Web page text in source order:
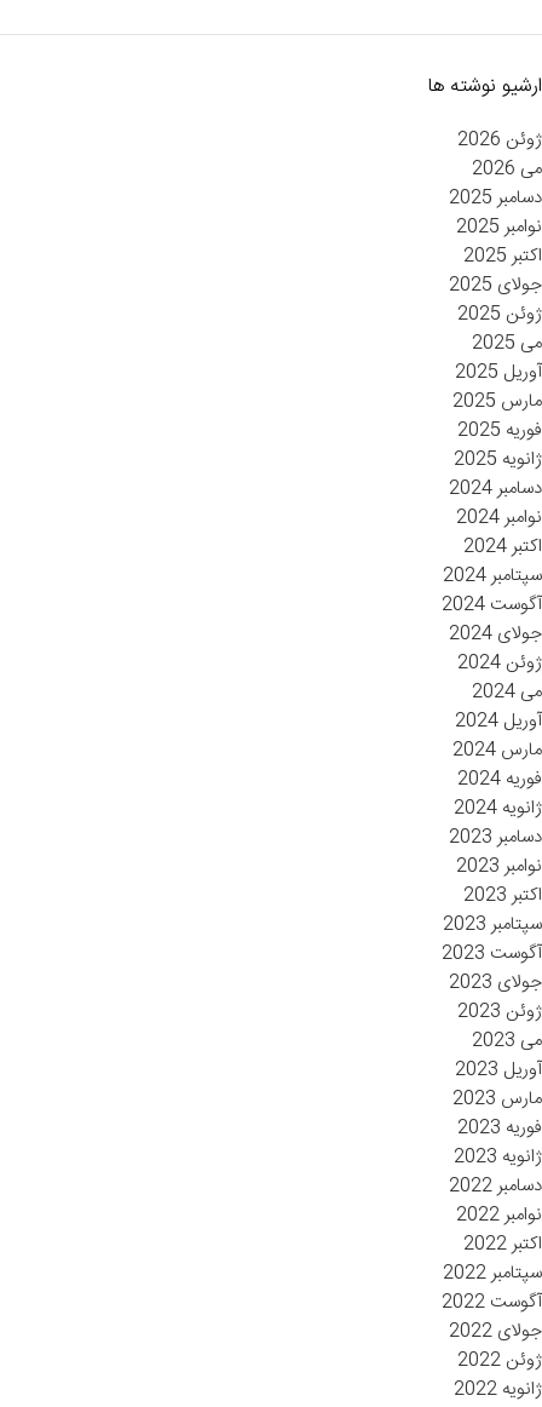
ارشیو نوشته ها
ژوئن 2026
می 2026
دسامبر 2025
نوامبر 2025
اکتبر 2025
جولای 2025
ژوئن 2025
می 2025
آوریل 2025
مارس 2025
فوریه 2025
ژانویه 2025
دسامبر 2024
نوامبر 2024
اکتبر 2024
سپتامبر 2024
آگوست 2024
جولای 2024
ژوئن 2024
می 2024
آوریل 2024
مارس 2024
فوریه 2024
ژانویه 2024
دسامبر 2023
نوامبر 2023
اکتبر 2023
سپتامبر 2023
آگوست 2023
جولای 2023
ژوئن 2023
می 2023
آوریل 2023
مارس 2023
فوریه 2023
ژانویه 2023
دسامبر 2022
نوامبر 2022
اکتبر 2022
سپتامبر 2022
آگوست 2022
جولای 2022
ژوئن 2022
ژانویه 2022